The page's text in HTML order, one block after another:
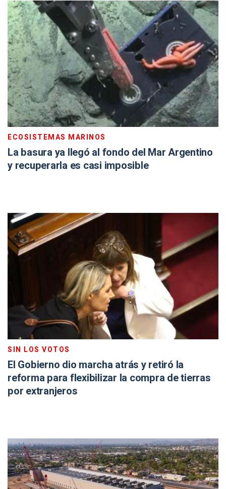
ECOSISTEMAS MARINOS
La basura ya llegó al fondo del Mar Argentino
y recuperarla es casi imposible
SIN LOS VOTOS
El Gobierno dio marcha atrás y retiró la
reforma para flexibilizar la compra de tierras
por extranjeros